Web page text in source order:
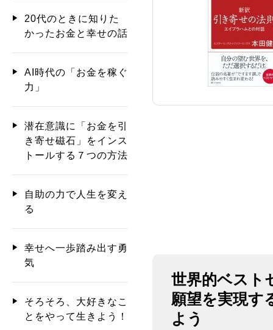
世界的ベスト
願望を実現す
よう
20代のときに知りた
かったお金と幸せの話
AI時代の「お金を稼ぐ
力」
潜在意識に「お金を引
き寄せ磁石」をインス
トールする７つの方法
自助の力で人生を変え
る
幸せへ一歩踏み出す勇
気
そろそろ、大好きなこ
とをやって生きよう！